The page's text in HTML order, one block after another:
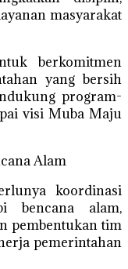
masyarakat
berkomitmen
yang bersih
program-
visi Muba Maju
Alam
koordinasi
bencana alam,
pembentukan tim
pemerintahan